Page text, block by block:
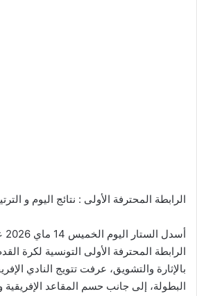
الرابطة المحترفة الأولى : نتائج اليوم و
الرابطة المحترفة الأولى التونسية لكرة
بالإثارة والتشويق، عرفت تتويج النادي
البطولة، إلى جانب حسم المقاعد الإفريقية